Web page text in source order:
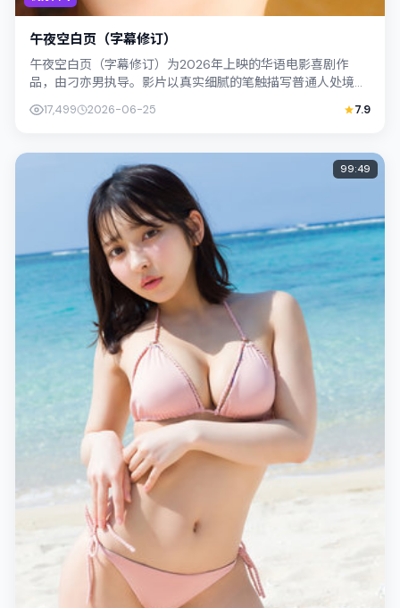
午夜空白页（字幕修订）
午夜空白页（字幕修订）为2026年上映的华语电影喜剧作
品，由刁亦男执导。影片以真实细腻的笔触描写普通人处境，
17,499 2026-06-25 7.9
99:49